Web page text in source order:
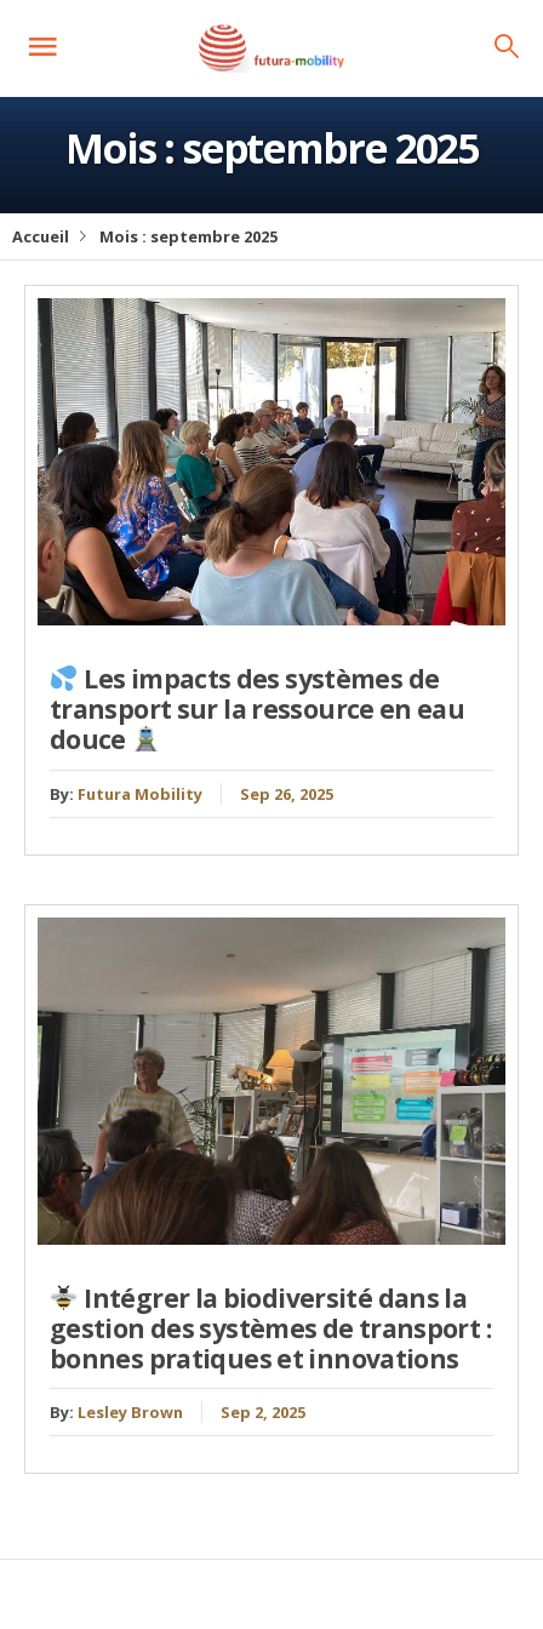
Mois :septembre 2025
Accueil Mois : septembre 2025
Les impacts des systèmes de
transport sur la ressource en eau
douce
By: Futura Mobility Sep 26, 2025
Intégrer la biodiversité dans la
gestion des systèmes de transport :
bonnes pratiques et innovations
By: Lesley Brown Sep 2, 2025